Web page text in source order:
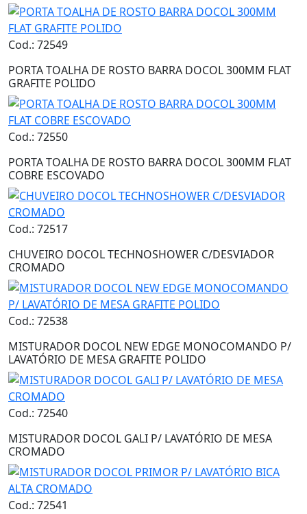
Cod.: 72549
PORTA TOALHA DE ROSTO BARRA DOCOL 300MM FLAT
GRAFITE POLIDO
Cod.: 72550
PORTA TOALHA DE ROSTO BARRA DOCOL 300MM FLAT
COBRE ESCOVADO
Cod.: 72517
CHUVEIRO DOCOL TECHNOSHOWER C/DESVIADOR
CROMADO
Cod.: 72538
MISTURADOR DOCOL NEW EDGE MONOCOMANDO P/
LAVATÓRIO DE MESA GRAFITE POLIDO
Cod.: 72540
MISTURADOR DOCOL GALI P/ LAVATÓRIO DE MESA
CROMADO
Cod.: 72541